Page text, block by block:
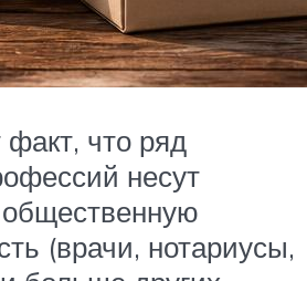
что ряд
несут
(врачи, нотариусы,